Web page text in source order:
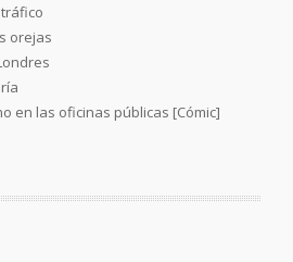
orejas
en las oficinas públicas [Cómic]